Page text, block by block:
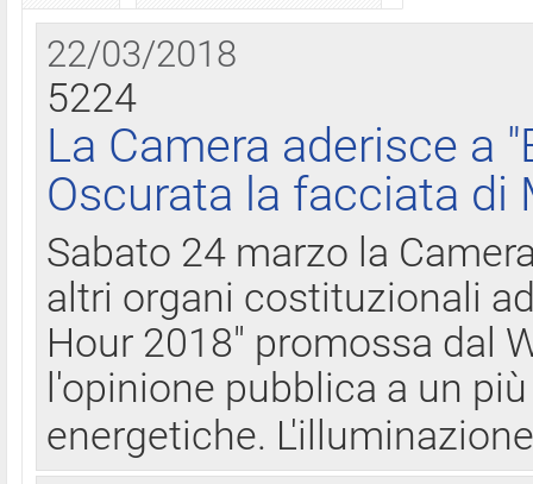
22/03/2018
5224
La Camera aderisce a
Oscurata la facciata di
Sabato 24 marzo la
altri organi costituzionali
Hour 2018" promossa dal
l'opinione pubblica a un
energetiche.